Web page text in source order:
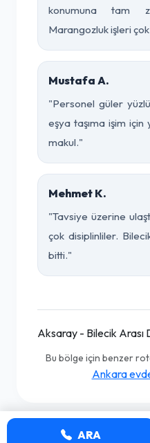
konumuna tam
Marangozluk işleri çok
Mustafa A.
"Personel güler
eşya taşıma işim için
makul."
Mehmet K.
"Tavsiye üzerine
çok disiplinliler.
bitti."
Aksaray - Bilecik Arası
Bu bölge için benzer
Ankara
ARA